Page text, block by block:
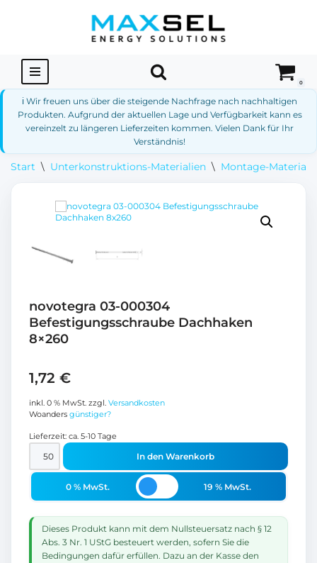
springen
0
ℹ️ Wir freuen uns über die steigende Nachfrage nach nachhaltigen
Produkten. Aufgrund der aktuellen Lage und Verfügbarkeit kann es
vereinzelt zu längeren Lieferzeiten kommen. Vielen Dank für Ihr
Verständnis!
Start \ Unterkonstruktions-Materialien \ Montage-
novotegra 03-000304
Befestigungsschraube Dachhaken
8×260
1,72 €
inkl. 0 % MwSt. zzgl. Versandkosten
Woanders günstiger?
Lieferzeit: ca. 5-10 Tage
In den Warenkorb
0 % MwSt. 19 % MwSt.
Dieses Produkt kann mit dem Nullsteuersatz nach § 12
Abs. 3 Nr. 1 UStG besteuert werden, sofern Sie die
Bedingungen dafür erfüllen. Dazu an der Kasse den